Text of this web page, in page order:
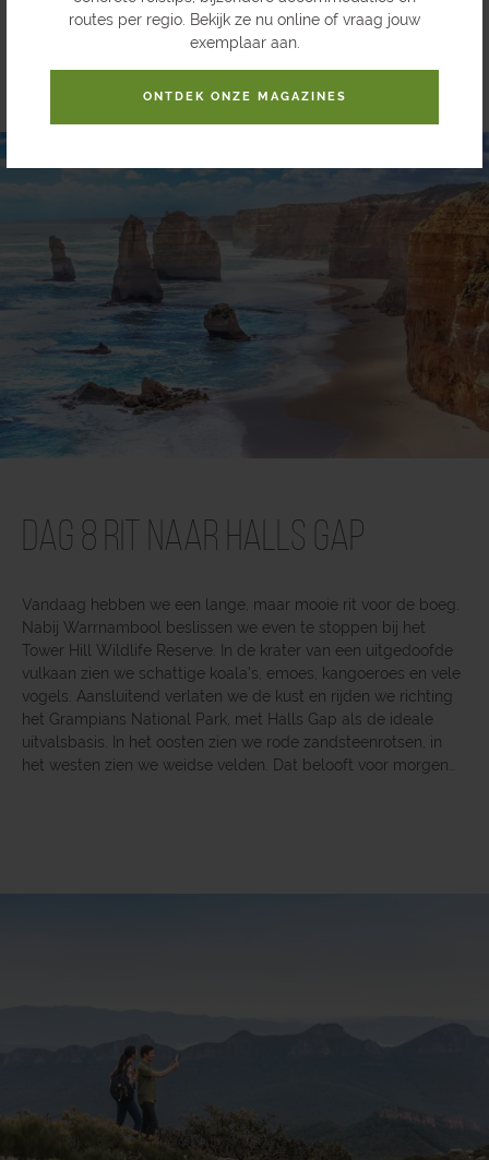
routes per regio. Bekijk ze nu online of vraag jouw
exemplaar aan.
ONTDEK ONZE MAGAZINES
Dag 8 Rit naar Halls Gap
Vandaag hebben we een lange, maar mooie rit voor de boeg.
Nabij Warrnambool beslissen we even te stoppen bij het
Tower Hill Wildlife Reserve. In de krater van een uitgedoofde
vulkaan zien we schattige koala’s, emoes, kangoeroes en vele
vogels. Aansluitend verlaten we de kust en rijden we richting
het Grampians National Park, met Halls Gap als de ideale
uitvalsbasis. In het oosten zien we rode zandsteenrotsen, in
het westen zien we weidse velden. Dat belooft voor morgen…